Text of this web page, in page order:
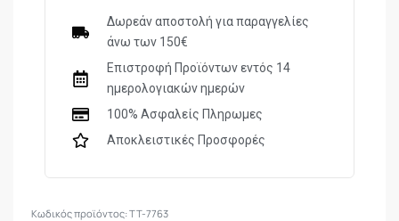
Δωρεάν αποστολή για παραγγελίες
άνω των 150€
Επιστροφή Προϊόντων εντός 14
ημερολογιακών ημερών
100% Ασφαλείς Πληρωμες
Αποκλειστικές Προσφορές
TT-7763